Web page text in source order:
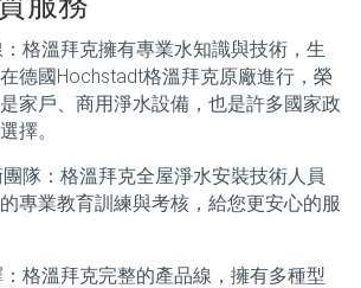
格溫拜克擁有專業水知識與技術，生
德國Hochstadt格溫拜克原廠進行，榮
家戶、商用淨水設備，也是許多國家政
擇。
隊：格溫拜克全屋淨水安裝技術人員
專業教育訓練與考核，給您更安心的服
格溫拜克完整的產品線，擁有多種型